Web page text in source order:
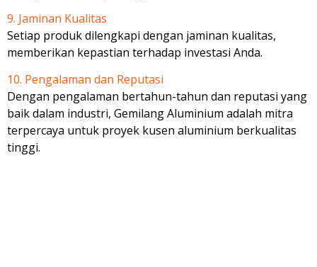
9. Jaminan Kualitas
Setiap produk dilengkapi dengan jaminan kualitas,
memberikan kepastian terhadap investasi Anda.
10. Pengalaman dan Reputasi
Dengan pengalaman bertahun-tahun dan reputasi yang
baik dalam industri, Gemilang Aluminium adalah mitra
terpercaya untuk proyek kusen aluminium berkualitas
tinggi.